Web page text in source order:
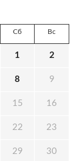
Сб Вс
1 2
8 9
15 16
22 23
29 30